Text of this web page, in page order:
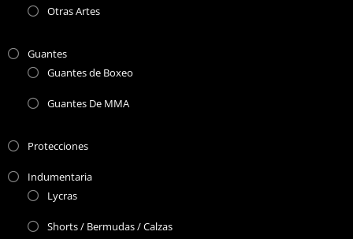
Otras Artes
Guantes
Guantes de Boxeo
Guantes De MMA
Protecciones
Indumentaria
Lycras
Shorts / Bermudas / Calzas